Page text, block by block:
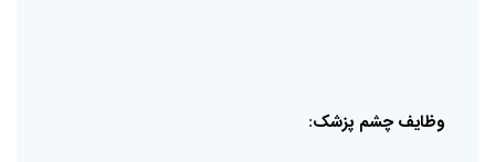
وظایف چشم پزشک: